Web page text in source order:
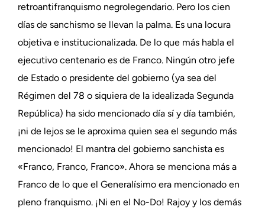
retroantifranquismo negrolegendario. Pero los cien
días de sanchismo se llevan la palma. Es una locura
objetiva e institucionalizada. De lo que más habla el
ejecutivo centenario es de Franco. Ningún otro jefe
de Estado o presidente del gobierno (ya sea del
Régimen del 78 o siquiera de la idealizada Segunda
República) ha sido mencionado día sí y día también,
¡ni de lejos se le aproxima quien sea el segundo más
mencionado! El mantra del gobierno sanchista es
«Franco, Franco, Franco». Ahora se menciona más a
Franco de lo que el Generalísimo era mencionado en
pleno franquismo. ¡Ni en el No-Do! Rajoy y los demás